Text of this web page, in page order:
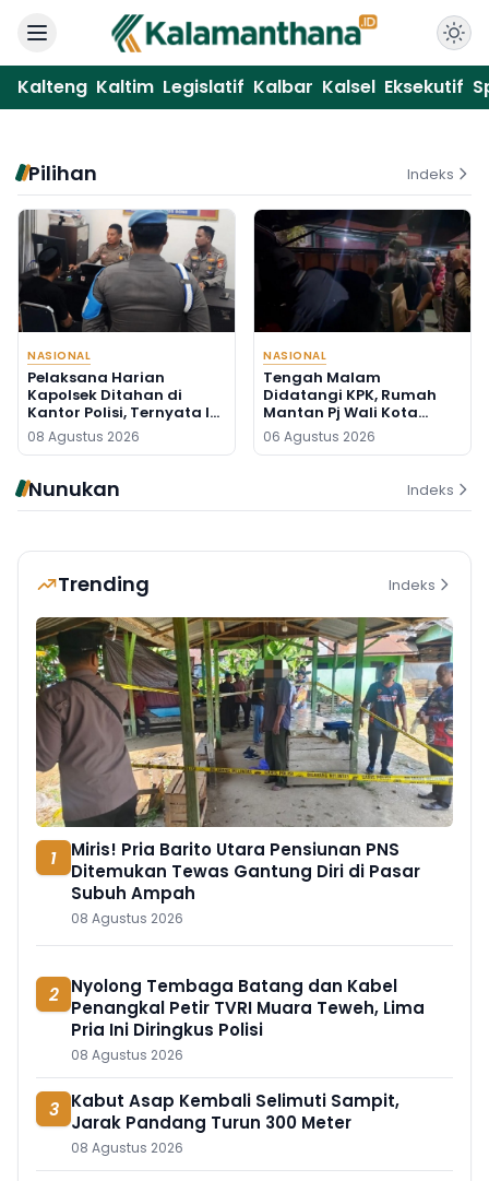
Kalteng Kaltim Legislatif Kalbar Kalsel Eksekutif
Pilihan Indeks
NASIONAL
Pelaksana Harian
Kapolsek Ditahan di
Kantor Polisi, Ternyata Ini
Penyebabnya
08 Agustus 2026
NASIONAL
Tengah Malam
Didatangi KPK, Rumah
Mantan Pj Wali Kota
Digeledah, Empat Koper
Dibawa
06 Agustus 2026
Nunukan Indeks
Trending Indeks
1
Miris! Pria Barito Utara Pensiunan PNS
Ditemukan Tewas Gantung Diri di Pasar
Subuh Ampah
08 Agustus 2026
2 Nyolong Tembaga Batang dan Kabel
Penangkal Petir TVRI Muara Teweh, Lima
Pria Ini Diringkus Polisi
08 Agustus 2026
3 Kabut Asap Kembali Selimuti Sampit,
Jarak Pandang Turun 300 Meter
08 Agustus 2026